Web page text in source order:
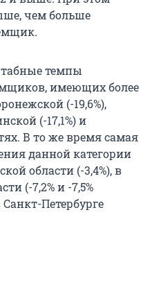
чем больше
темпы
имеющих более
(-19,6%),
(-17,1%) и
В то же время самая
данной категории
области (-3,4%), в
(-7,2% и -7,5%
Петербурге